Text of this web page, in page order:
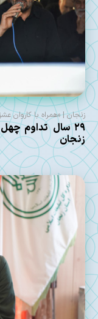
زنجان | «همراه با کاروان
۲۹ سال تداوم
زنجان